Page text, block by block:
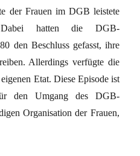
der Frauen im DGB leistete
Dabei hatten die DGB-
den Beschluss gefasst, ihre
Allerdings verfügte die
Etat. Diese Episode ist
den Umgang des DGB-
Organisation der Frauen,